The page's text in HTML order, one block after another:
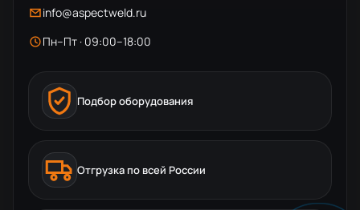
info@aspectweld.ru
Пн–Пт · 09:00–18:00
Подбор оборудования
Отгрузка по всей России